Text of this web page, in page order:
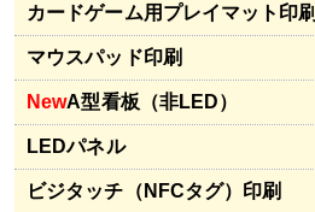
カードゲーム用プレイマット印刷
マウスパッド印刷
NewA型看板（非LED）
LEDパネル
ビジタッチ（NFCタグ）印刷